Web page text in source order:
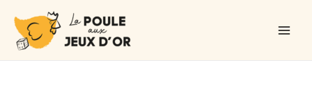
contenu